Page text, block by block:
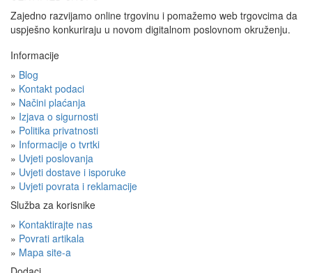
Zajedno razvijamo online trgovinu i pomažemo web trgovcima da
uspješno konkuriraju u novom digitalnom poslovnom okruženju.
Informacije
» Blog
» Kontakt podaci
» Načini plaćanja
» Izjava o sigurnosti
» Politika privatnosti
» Informacije o tvrtki
» Uvjeti poslovanja
» Uvjeti dostave i isporuke
» Uvjeti povrata i reklamacije
Služba za korisnike
» Kontaktirajte nas
» Povrati artikala
» Mapa site-a